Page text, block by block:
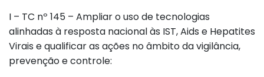
I – TC nº 145 – Ampliar o uso de tecnologias
alinhadas à resposta nacional às IST, Aids e Hepatites
Virais e qualificar as ações no âmbito da vigilância,
prevenção e controle: